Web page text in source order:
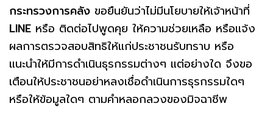
กระทรวงการคลัง ขอยืนยันว่าไม่มีนโยบายให้เจ้าหน้าที่
LINE หรือ ติดต่อไปพูดคุย ให้ความช่วยเหลือ หรือแจ้ง
ผลการตรวจสอบสิทธิให้แก่ประชาชนรับทราบ หรือ
แนะนำให้มีการดำเนินธุรกรรมต่างๆ แต่อย่างใด จึงขอ
เตือนให้ประชาชนอย่าหลงเชื่อดำเนินการธุรกรรมใดๆ
หรือให้ข้อมูลใดๆ ตามคำหลอกลวงของมิจฉาชีพ